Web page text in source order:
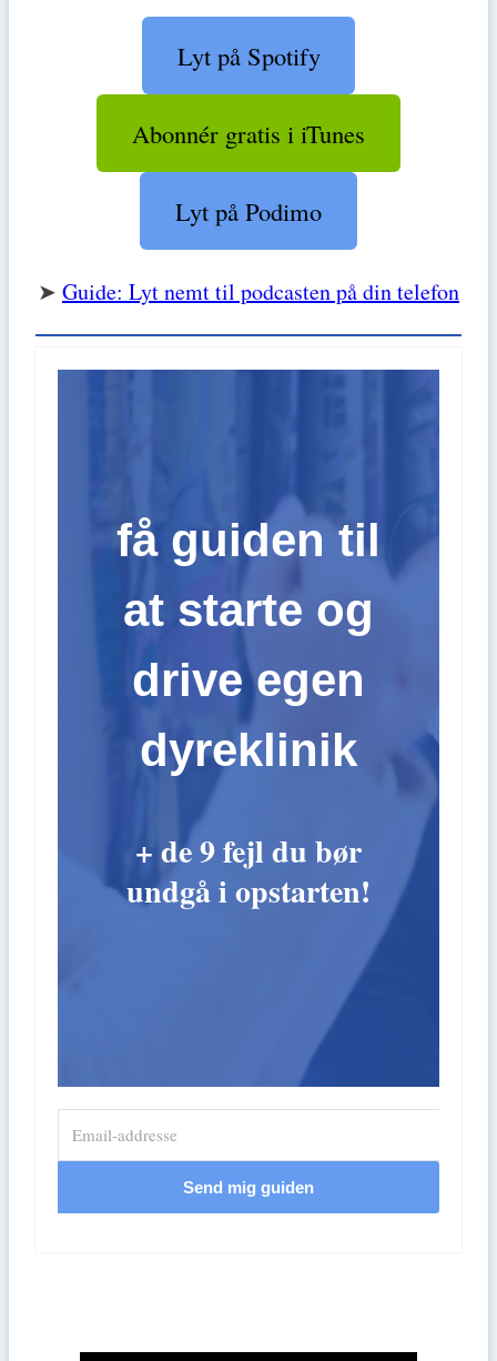
Lyt på Spotify
Abonnér gratis i iTunes
Lyt på Podimo
➤ Guide: Lyt nemt til podcasten på din telefon
få guiden til
at starte og
drive egen
dyreklinik
+ de 9 fejl du bør
undgå i opstarten!
Send mig guiden